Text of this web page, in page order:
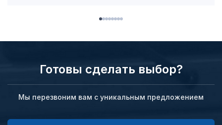
Готовы сделать выбор?
Мы перезвоним вам с уникальным предложением